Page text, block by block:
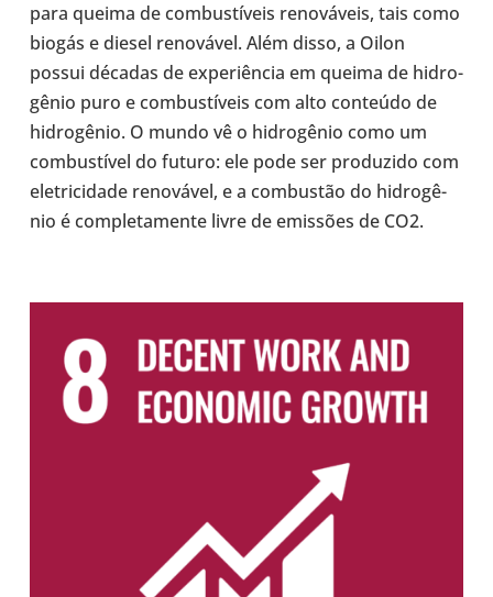
para queima de com­bus­tí­veis reno­vá­veis, tais como
biogás e diesel reno­vá­vel. Além disso, a Oilon
possui décadas de expe­ri­ên­cia em queima de hidro­
gê­nio puro e com­bus­tí­veis com alto con­teúdo de
hidro­gê­nio. O mundo vê o hidro­gê­nio como um
com­bus­tí­vel do futuro: ele pode ser pro­du­zido com
ele­tri­ci­dade reno­vá­vel, e a com­bus­tão do hidro­gê­
nio é com­ple­ta­mente livre de emis­sões de CO2.